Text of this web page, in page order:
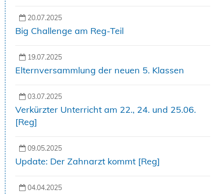
20.07.2025
Big Challenge am Reg-Teil
19.07.2025
Elternversammlung der neuen 5. Klassen
03.07.2025
Verkürzter Unterricht am 22., 24. und 25.06.
[Reg]
09.05.2025
Update: Der Zahnarzt kommt [Reg]
04.04.2025